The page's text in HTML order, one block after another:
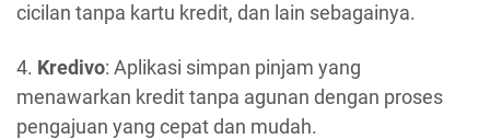
cicilan tanpa kartu kredit, dan lain sebagainya.
4. Kredivo: Aplikasi simpan pinjam yang
menawarkan kredit tanpa agunan dengan proses
pengajuan yang cepat dan mudah.